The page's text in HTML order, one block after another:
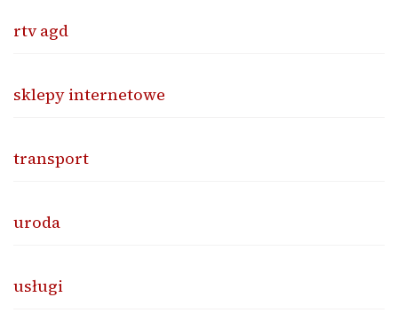
rtv agd
sklepy internetowe
transport
uroda
usługi